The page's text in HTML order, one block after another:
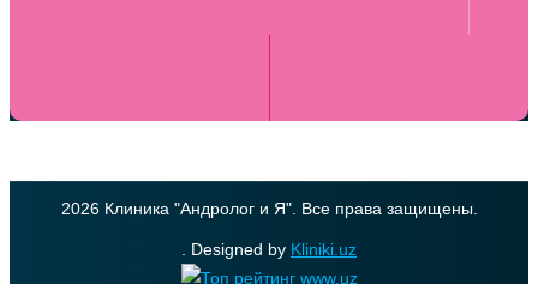
2026 Клиника "Андролог и Я". Все права защищены.
. Designed by Kliniki.uz